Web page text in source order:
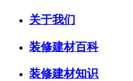
关于我们
装修建材百科
装修建材知识